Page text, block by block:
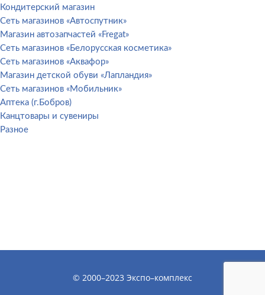
Кондитерский магазин
Сеть магазинов «Автоспутник»
Магазин автозапчастей «Fregat»
Сеть магазинов «Белорусская косметика»
Сеть магазинов «Аквафор»
Магазин детской обуви «Лапландия»
Сеть магазинов «Мобильник»
Аптека (г.Бобров)
Канцтовары и сувениры
Разное
© 2000–2023 Экспо–комплекс